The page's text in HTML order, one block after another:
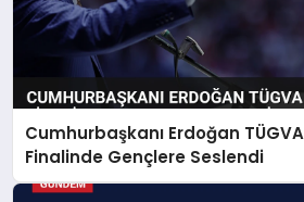
Cumhurbaşkanı Erdoğan
Finalinde Gençlere Seslendi